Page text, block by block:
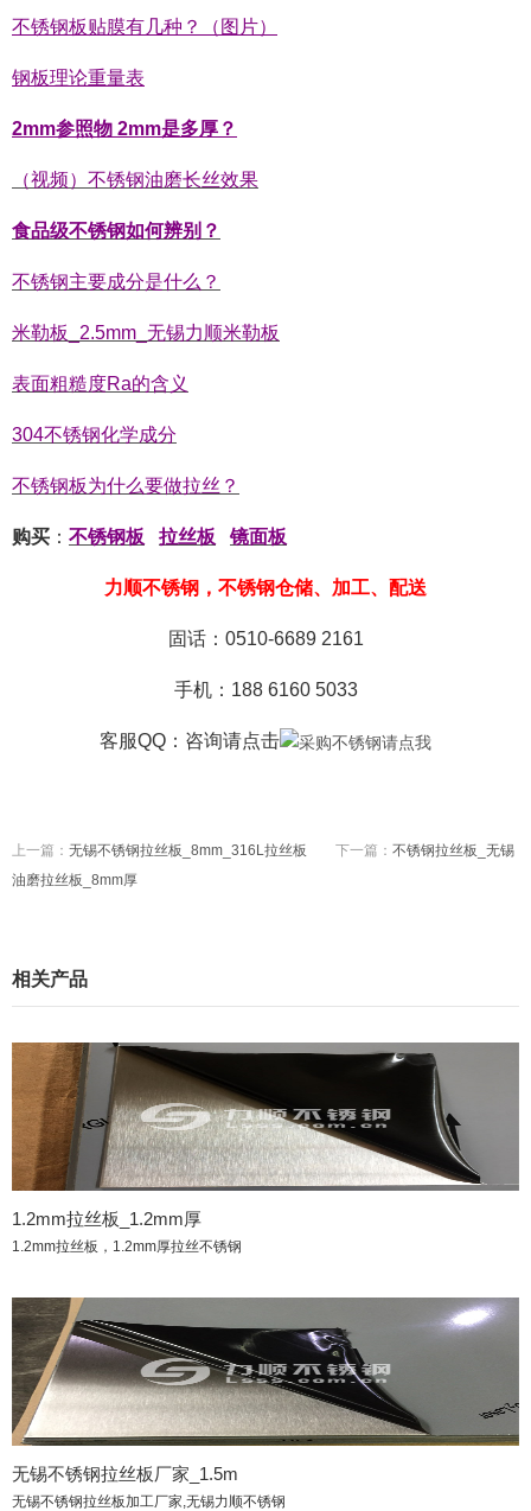
不锈钢板贴膜有几种？（图片）
钢板理论重量表
2mm参照物 2mm是多厚？
（视频）不锈钢油磨长丝效果
食品级不锈钢如何辨别？
不锈钢主要成分是什么？
米勒板_2.5mm_无锡力顺米勒板
表面粗糙度Ra的含义
304不锈钢化学成分
不锈钢板为什么要做拉丝？
购买 ： 不锈钢板 拉丝板 镜面板
力顺不锈钢，不锈钢仓储、加工、配送
固话：0510-6689 2161
手机：188 6160 5033
客服QQ：咨询请点击
上一篇： 无锡不锈钢拉丝板_8mm_316L拉丝板 下一篇： 不锈钢拉丝板_无锡
油磨拉丝板_8mm厚
相关产品
1.2mm拉丝板_1.2mm厚
1.2mm拉丝板，1.2mm厚拉丝不锈钢
无锡不锈钢拉丝板厂家_1.5m
无锡不锈钢拉丝板加工厂家,无锡力顺不锈钢